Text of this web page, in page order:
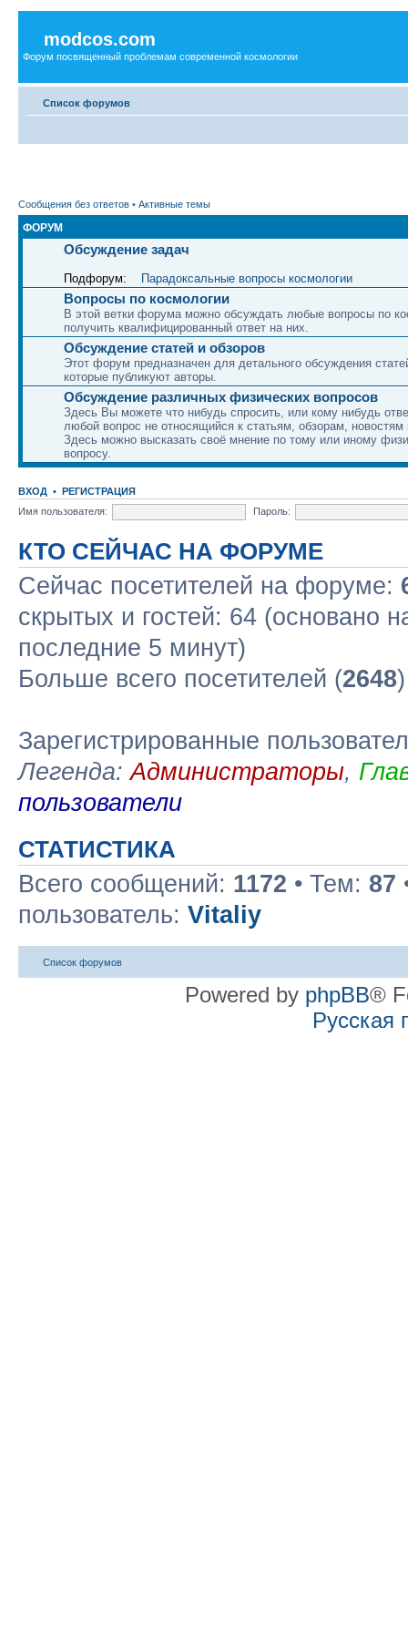
modcos.com
Форум посвященный проблемам современной космологии
Список форумов
Сообщения без ответов • Активные темы
ФОРУМ
Обсуждение задач
Подфорум: Парадоксальные вопросы космологии
Вопросы по космологии
В этой ветки форума можно обсуждать любые вопросы по
получить квалифицированный ответ на них.
Обсуждение статей и обзоров
Этот форум предназначен для детального обсуждения
которые публикуют авторы.
Обсуждение различных физических вопросов
Здесь Вы можете что нибудь спросить, или кому нибудь
любой вопрос не относящийся к статьям, обзорам, новостям
Здесь можно высказать своё мнение по тому или иному
вопросу.
ВХОД • РЕГИСТРАЦИЯ
Имя пользователя:
Пароль:
КТО СЕЙЧАС НА ФОРУМЕ
Сейчас посетителей на форуме:
скрытых и гостей: 64 (основано
последние 5 минут)
Больше всего посетителей (2648
Зарегистрированные
Легенда:Администраторы,
пользователи
СТАТИСТИКА
Всего сообщений: 1172 • Тем: 87
пользователь: Vitaliy
Список форумов
Powered by phpBB®
Русская